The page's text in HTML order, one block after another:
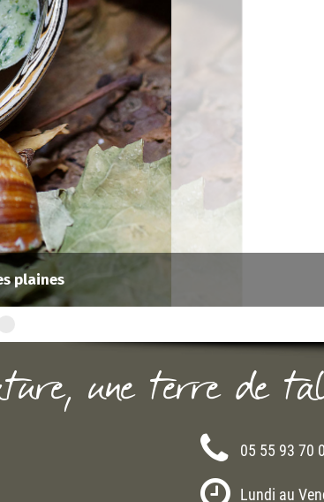
plaines
une terre de
05 55 93 70
Lundi au